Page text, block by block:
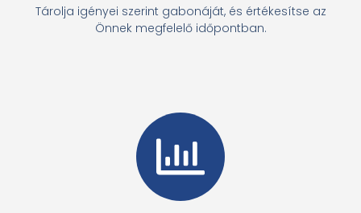
Tárolja igényei szerint gabonáját, és értékesítse az
Önnek megfelelő időpontban.